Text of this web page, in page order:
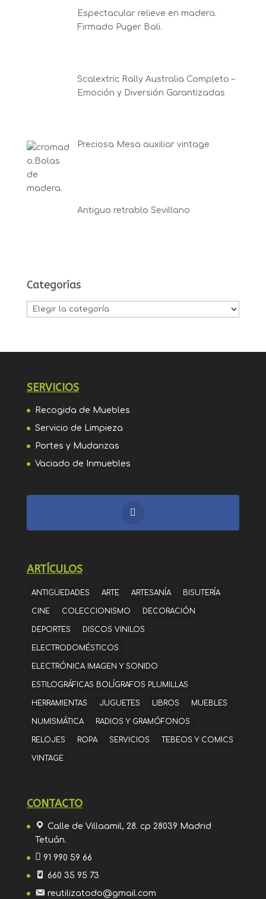
Espectacular relieve en madera.
Firmado Puger Bali.
Scalextric Rally Australia Completo –
Emoción y Diversión Garantizadas
Preciosa Mesa auxiliar vintage
Antiguo retrablo Sevillano
Categorías
Categorías
SERVICIOS
Recogida de Muebles
Servicio de Limpieza
Portes y Mudanzas
Vaciado de Inmuebles
ARTÍCULOS
ANTIGÜEDADES ARTE ARTESANÍA BISUTERÍA
CINE COLECCIONISMO DECORACIÓN
DEPORTES DISCOS VINILOS
ELECTRODOMÉSTICOS
ELECTRÓNICA IMAGEN Y SONIDO
ESTILOGRÁFICAS BOLÍGRAFOS PLUMILLAS
HERRAMIENTAS JUGUETES LIBROS MUEBLES
NUMISMÁTICA RADIOS Y GRAMÓFONOS
RELOJES ROPA SERVICIOS TEBEOS Y COMICS
VINTAGE
CONTACTO
Calle de Villaamil, 28. cp 28039 Madrid
Tetuán.
91 990 59 66
660 35 95 73
reutilizatodo@gmail.com